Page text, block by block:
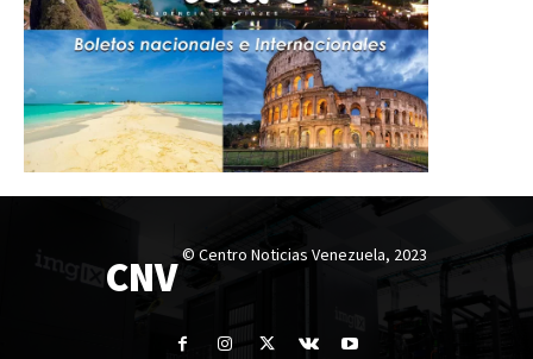
CNV © Centro Noticias Venezuela, 2023